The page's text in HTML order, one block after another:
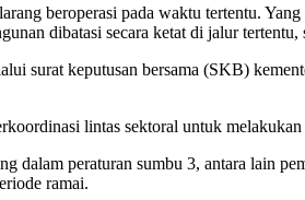
beroperasi pada waktu tertentu.
dibatasi secara ketat di jalur
surat keputusan bersama (SKB)
lintas sektoral untuk
dalam peraturan sumbu 3, antara lain
ramai.